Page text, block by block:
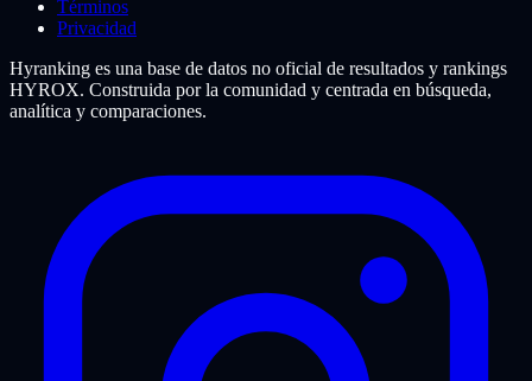
Términos
Privacidad
Hyranking es una base de datos no oficial de resultados y rankings
HYROX. Construida por la comunidad y centrada en búsqueda,
analítica y comparaciones.